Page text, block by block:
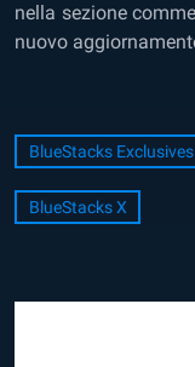
nella sezione
nuovo
BlueStacks Exclusives
BlueStacks X